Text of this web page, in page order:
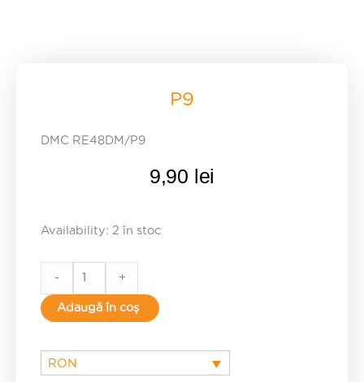
P9
DMC RE48DM/P9
9,90 lei
Availability: 2 în stoc
P9
- +
Adaugă în coș
RON